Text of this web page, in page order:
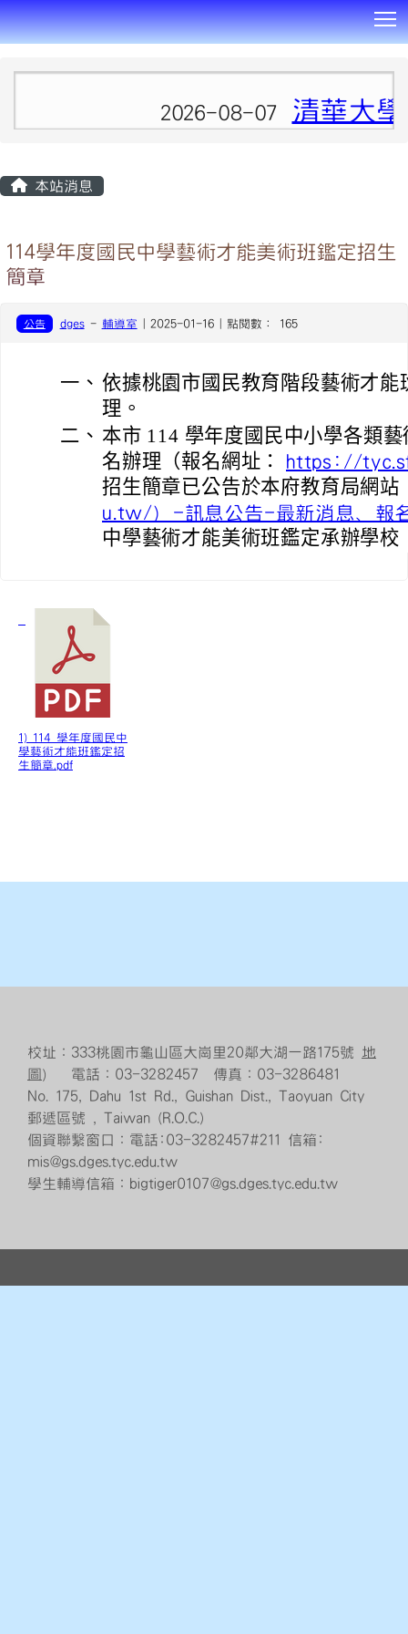
2026-08-07 清華大
本站消息
114學年度國民中學藝術才能美術班鑑定招生
簡章
公告 dges- 輔導室 | 2025-01-16 | 點閱數： 165
一、 依據桃園市國民教育階段藝術才
理。
二、 本市 114 學年度國民中小學各類
名辦理（報名網址：
https://
招生簡章已公告於本府教育局網
u.tw/）-訊息公告-最新消息、報
中學藝術才能美術班鑑定承辦學
1) 114 學年度國民中
學藝術才能班鑑定招
生簡章.pdf
校址：333桃園市龜山區大崗里20鄰大湖一路175號 地
圖） 電話：03-3282457 傳真：03-3286481
No. 175, Dahu 1st Rd., Guishan Dist., Taoyuan City
郵遞區號 , Taiwan (R.O.C.)
個資聯繫窗口：電話:03-3282457#211 信箱:
mis@gs.dges.tyc.edu.tw
學生輔導信箱：bigtiger0107@gs.dges.tyc.edu.tw